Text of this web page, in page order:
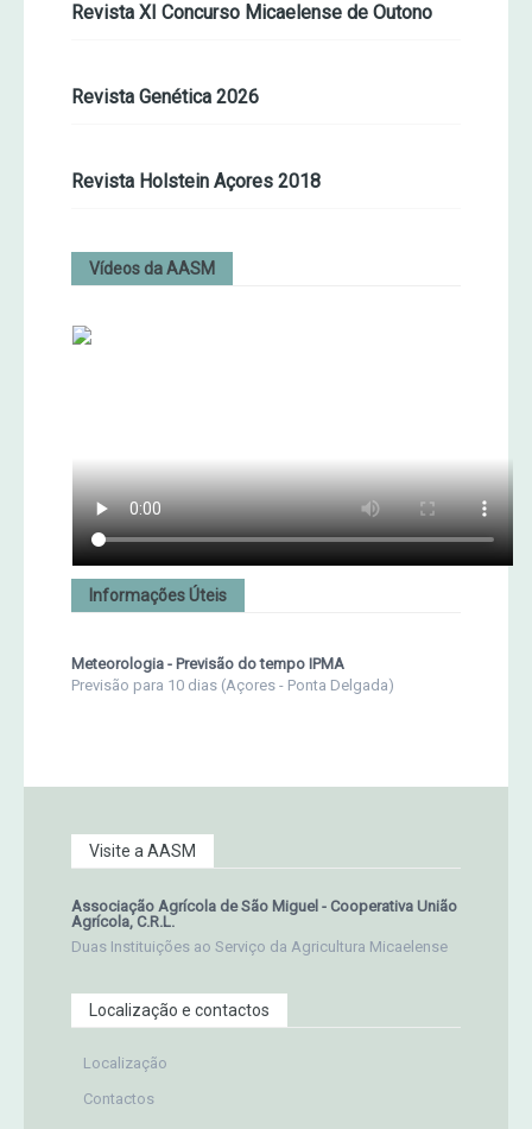
Revista XI Concurso Micaelense de Outono
Revista Genética 2026
Revista Holstein Açores 2018
Vídeos da AASM
Informações Úteis
Meteorologia - Previsão do tempo IPMA
Previsão para 10 dias (Açores - Ponta Delgada)
Visite a AASM
Associação Agrícola de São Miguel - Cooperativa União
Agrícola, C.R.L.
Duas Instituições ao Serviço da Agricultura Micaelense
Localização e contactos
Localização
Contactos